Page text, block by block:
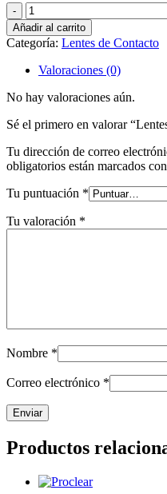
Lentes
de
Contacto
biofinity
XR
cantidad
Añadir al carrito
Categoría: Lentes de Contacto
Valoraciones (0)
No hay valoraciones aún.
Sé el primero en valorar
Tu dirección de correo
obligatorios están marcados con
Tu puntuación *
Tu valoración *
Nombre *
Correo electrónico *
Productos